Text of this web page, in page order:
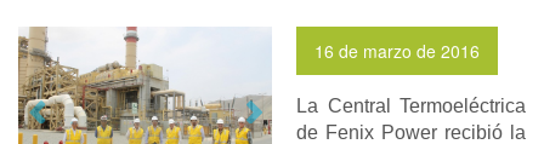
Previous Next
16 de marzo de 2016
La Central Termoeléctrica
de Fenix Power recibió la